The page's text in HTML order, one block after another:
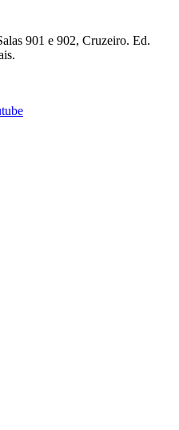
901 e 902, Cruzeiro. Ed.